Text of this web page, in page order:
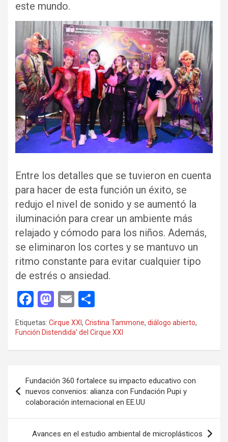
este mundo.
Entre los detalles que se tuvieron en cuenta
para hacer de esta función un éxito, se
redujo el nivel de sonido y se aumentó la
iluminación para crear un ambiente más
relajado y cómodo para los niños. Además,
se eliminaron los cortes y se mantuvo un
ritmo constante para evitar cualquier tipo
de estrés o ansiedad.
F
a
ce
b
o
k
M
a
st
o
o
n
E
m
ail
o
m
p
tir
Etiquetas: Cirque XXI , Cristina Tammone, diálogo abierto,
Función Distendida' del Cirque XXI
de
entradas
Fundación 360 fortalece su impacto educativo con
nuevos convenios: alianza con Fundación Pupi y
colaboración internacional en EE.UU
Avances en el estudio ambiental de microplásticos